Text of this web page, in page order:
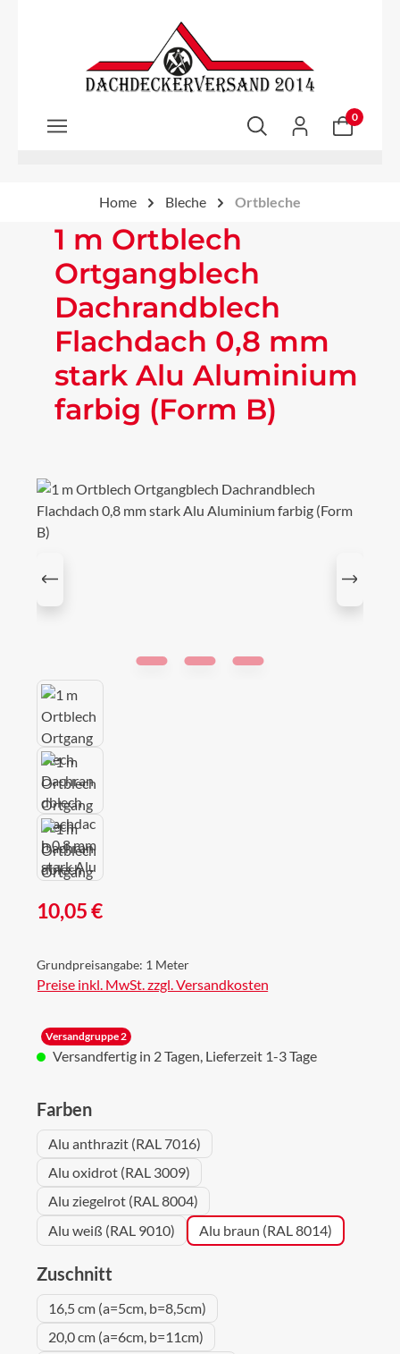
Zum Hauptinhalt springen
0
Home Bleche Ortbleche
1 m Ortblech
Ortgangblech
Dachrandblech
Flachdach 0,8 mm
stark Alu Aluminium
farbig (Form B)
Bildergalerie überspringen
Regulärer Preis:
10,05 €
Grundpreisangabe: 1 Meter
Preise inkl. MwSt. zzgl. Versandkosten
Versandgruppe 2
Versandfertig in 2 Tagen, Lieferzeit 1-3 Tage
Farbenauswählen
Alu anthrazit (RAL 7016)
Alu oxidrot (RAL 3009)
Alu ziegelrot (RAL 8004)
Alu weiß (RAL 9010)
Alu braun (RAL 8014)
Zuschnitt
16,5 cm (a=5cm, b=8,5cm)
20,0 cm (a=6cm, b=11cm)